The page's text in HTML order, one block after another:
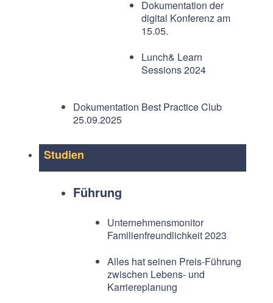
Dokumentation der
digital Konferenz am
15.05.
Lunch& Learn
Sessions 2024
Dokumentation Best Practice Club
25.09.2025
Studien
Führung
Unternehmensmonitor
Familienfreundlichkeit 2023
Alles hat seinen Preis-Führung
zwischen Lebens- und
Karriereplanung